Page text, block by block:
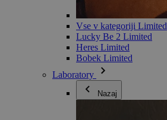
Vse v kategoriji Limited
Lucky Be 2 Limited
Heres Limited
Bobek Limited
Laboratory
Nazaj